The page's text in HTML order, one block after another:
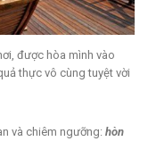
được hòa mình vào
thực vô cùng tuyệt vời
và chiêm ngưỡng: hòn